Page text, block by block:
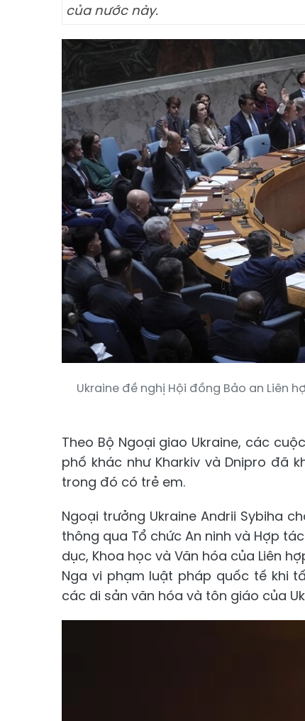
của nước này.
Ukraine đề nghị Hội đồng Bảo an Liên
Theo Bộ Ngoại giao Ukraine, các
phố khác như Kharkiv và Dnipro đã
trong đó có trẻ em.
Ngoại trưởng Ukraine Andrii Sybiha
thông qua Tổ chức An ninh và Hợp
dục, Khoa học và Văn hóa của Liên
Nga vi phạm luật pháp quốc tế khi
các di sản văn hóa và tôn giáo của